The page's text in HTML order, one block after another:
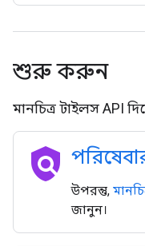
শুরু করুন
মানচিত্র টাইলস API
policy
উপরন্তু,
জানুন।